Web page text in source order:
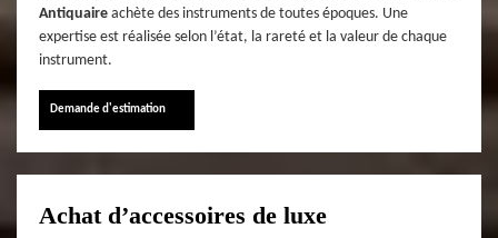
Antiquaire achète des instruments de toutes époques. Une
expertise est réalisée selon l’état, la rareté et la valeur de chaque
instrument.
Demande d'estimation
Achat d’accessoires de luxe